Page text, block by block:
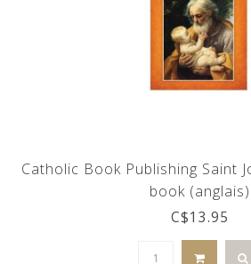
Catholic Book Publishing Saint
book (anglais)
C$13.95